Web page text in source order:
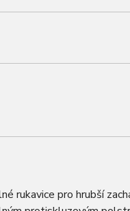
rukavice pro hrubší